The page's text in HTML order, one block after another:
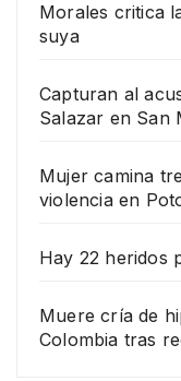
Morales critica
suya
Capturan al
Salazar en San
Mujer camina
violencia en
Hay 22 heridos
Muere cría de
Colombia tras